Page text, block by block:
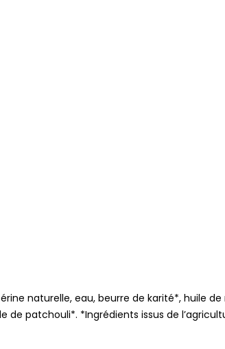
naturelle, eau, beurre de karité*, huile
patchouli*. *Ingrédients issus de